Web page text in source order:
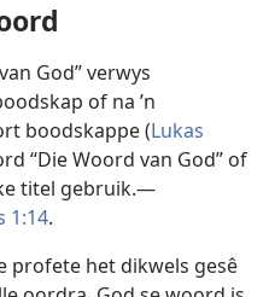
God” verwys
of na ’n
boodskappe (Lukas
“Die Woord van God” of
titel gebruik.—
1:14.
profete het dikwels gesê